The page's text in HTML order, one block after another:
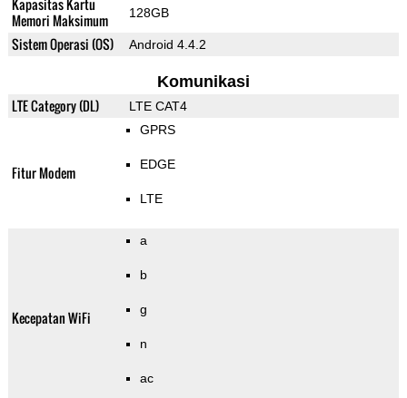
Kapasitas Kartu
Memori Maksimum
128GB
Sistem Operasi (OS) Android 4.4.2
Komunikasi
LTE Category (DL) LTE CAT4
Fitur Modem
GPRS
EDGE
LTE
Kecepatan WiFi
a
b
g
n
ac